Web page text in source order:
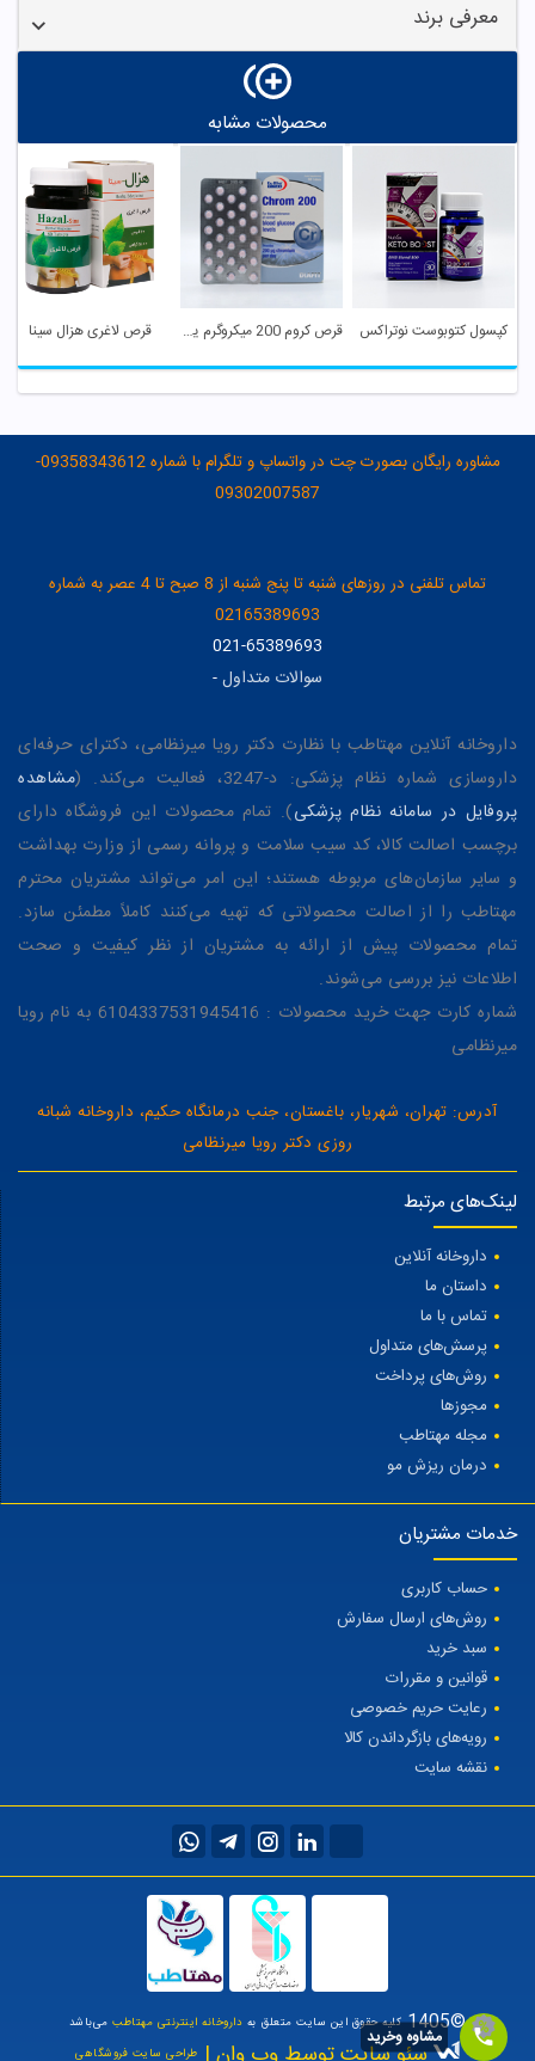
معرفی برند
محصولات مشابه
کپسول کتوبوست نوتراکس قرص کروم 200 میکروگرم یوروویتال قرص لاغری هزال سینا
مشاوره رایگان بصورت چت در واتساپ و تلگرام با شماره 09358343612-
09302007587
تماس تلفنی در روزهای شنبه تا پنج شنبه از 8 صبح تا 4 عصر به شماره
02165389693
021-65389693
سوالات متداول-
داروخانه آنلاین مهتاطب با نظارت دکتر رویا میرنظامی، دکترای حرفه‌ای
داروسازی شماره نظام پزشکی: د-3247، فعالیت می‌کند. (
مشاهده
پروفایل در سامانه نظام پزشکی). تمام محصولات این فروشگاه دارای
برچسب اصالت کالا، کد سیب سلامت و پروانه رسمی از وزارت بهداشت
و سایر سازمان‌های مربوطه هستند؛ این امر می‌تواند مشتریان محترم
مهتاطب را از اصالت محصولاتی که تهیه می‌کنند کاملاً مطمئن سازد.
تمام محصولات پیش از ارائه به مشتریان از نظر کیفیت و صحت
اطلاعات نیز بررسی می‌شوند.
شماره کارت جهت خرید محصولات : 6104337531945416 به نام رویا
میرنظامی
آدرس: تهران، شهریار، باغستان، جنب درمانگاه حکیم، داروخانه شبانه
روزی دکتر رویا میرنظامی
لینک‌های مرتبط
داروخانه آنلاین
داستان ما
تماس با ما
پرسش‌های متداول
روش‌های پرداخت
مجوزها
مجله مهتاطب
درمان ریزش مو
خدمات مشتریان
حساب کاربری
روش‌های ارسال سفارش
سبد خرید
قوانین و مقررات
رعایت حریم خصوصی
رویه‌های بازگرداندن کالا
نقشه سایت
©1405 کلیه حقوق این سایت متعلق به داروخانه اینترنتی مهتاطبمی‌باشد
طراحی سایت فروشگاهی
مشاوه وخرید